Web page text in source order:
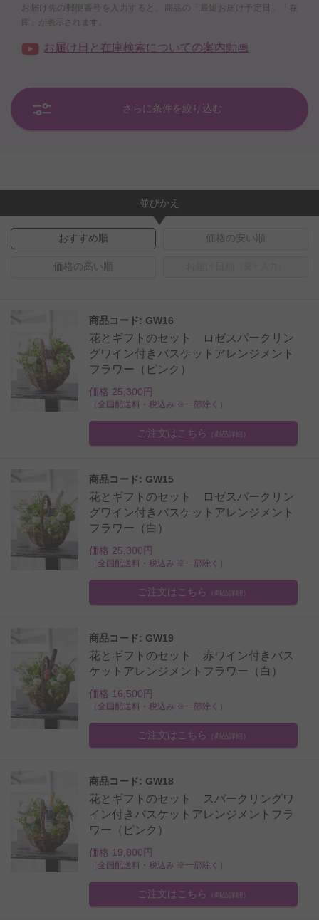
お届け先の郵便番号を入力すると、商品の「最短お届け予定日」「在
庫」が表示されます。
お届け日と在庫検索についての案内動画
さらに条件を絞り込む
並びかえ
おすすめ順 価格の安い順
価格の高い順
商品コード: GW16
花とギフトのセット ロゼスパークリン
グワイン付きバスケットアレンジメント
フラワー（ピンク）
価格 25,300円
（全国配送料・税込み ※一部除く）
ご注文はこちら （商品詳細）
商品コード: GW15
花とギフトのセット ロゼスパークリン
グワイン付きバスケットアレンジメント
フラワー（白）
価格 25,300円
（全国配送料・税込み ※一部除く）
ご注文はこちら （商品詳細）
商品コード: GW19
花とギフトのセット 赤ワイン付きバス
ケットアレンジメントフラワー（白）
価格 16,500円
（全国配送料・税込み ※一部除く）
ご注文はこちら （商品詳細）
商品コード: GW18
花とギフトのセット スパークリングワ
イン付きバスケットアレンジメントフラ
ワー（ピンク）
価格 19,800円
（全国配送料・税込み ※一部除く）
ご注文はこちら （商品詳細）